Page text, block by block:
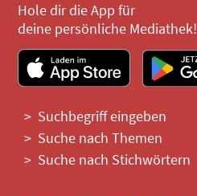
Hole dir die App für
deine persönliche Mediathek!
Suchbegriff eingeben
Suche nach Themen
Suche nach Stichwörtern